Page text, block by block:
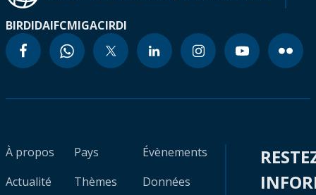
BIRDIDAIFCMIGACIRDI
À propos
Actualité
Pays
Thèmes
Évènements
Données